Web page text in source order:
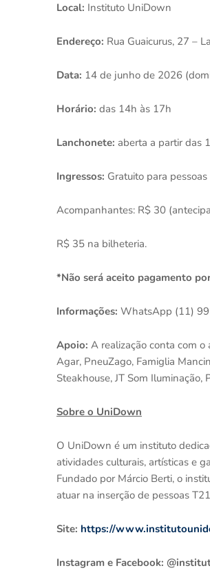
Local: Instituto UniDown
Endereço: Rua Guaicurus, 27 –
Data: 14 de junho de 2026
Horário: das 14h às 17h
Lanchonete: aberta a partir das
Ingressos: Gratuito para
Acompanhantes: R$ 30
R$ 35 na bilheteria.
*Não será aceito pagamento
Informações: WhatsApp (11)
Apoio: A realização conta com
Agar, PneuZago, Famiglia
Steakhouse, JT Som Iluminação,
Sobre o UniDown
O UniDown é um instituto
atividades culturais, artísticas e
Fundado por Márcio Berti, o
atuar na inserção de pessoas
Site: https://
Instagram e Facebook: